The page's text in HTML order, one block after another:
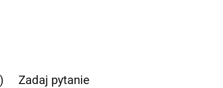
Zadaj pytanie